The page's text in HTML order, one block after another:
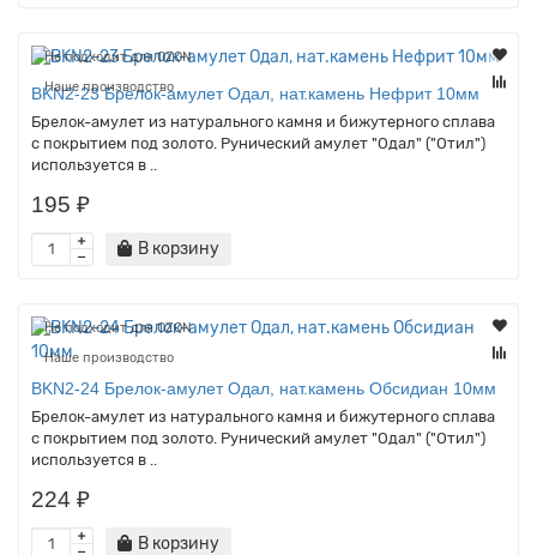
Не подходит для OZON
Наше производство
BKN2-23 Брелок-амулет Одал, нат.камень Нефрит 10мм
Брелок-амулет из натурального камня и бижутерного сплава
с покрытием под золото. Рунический амулет "Одал" ("Отил")
используется в ..
195 ₽
В корзину
Не подходит для OZON
Наше производство
BKN2-24 Брелок-амулет Одал, нат.камень Обсидиан 10мм
Брелок-амулет из натурального камня и бижутерного сплава
с покрытием под золото. Рунический амулет "Одал" ("Отил")
используется в ..
224 ₽
В корзину